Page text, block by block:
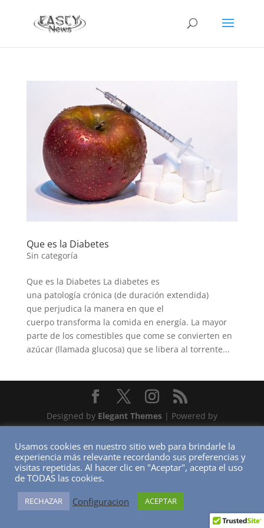
Que es la Diabetes
Sin categoría
Que es la Diabetes La diabetes es
una patología crónica (de duración extendida)
que perjudica la manera en que el
cuerpo transforma la comida en energía. La mayor
parte de los comestibles que come se convierten en
azúcar (llamada glucosa) que se libera al torrente...
Designed by Elegant Themes| Powered by
WordPress
Usamos cookies en nuestro sitio web para brindarle la
experiencia más relevante recordando sus preferencias y
visitas repetidas. Al hacer clic en "Aceptar", acepta el uso
de TODAS las cookies.
RECHAZAR Configuracion ACEPTAR